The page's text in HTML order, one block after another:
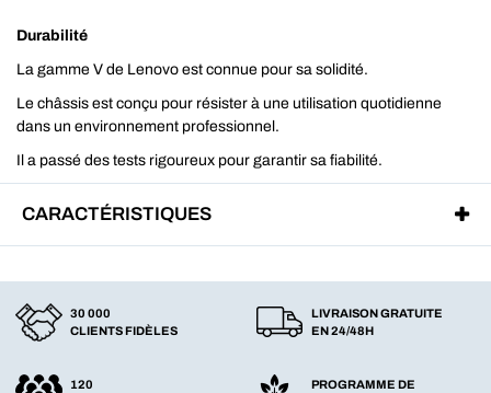
Durabilité
La gamme V de Lenovo est connue pour sa solidité.
Le châssis est conçu pour résister à une utilisation quotidienne
dans un environnement professionnel.
Il a passé des tests rigoureux pour garantir sa fiabilité.
CARACTÉRISTIQUES
30 000
CLIENTS FIDÈLES
LIVRAISON GRATUITE
EN 24/48H
120
PROGRAMME DE